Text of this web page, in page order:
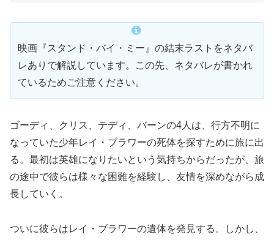
映画『スタンド・バイ・ミー』の結末ラストをネタバ
レありで解説しています。この先、ネタバレが書かれ
ているためご注意ください。
ゴーディ、クリス、テディ、バーンの4人は、行方不明に
なっていた少年レイ・ブラワーの死体を探すために旅に出
る。最初は英雄になりたいという気持ちからだったが、旅
の途中で彼らは様々な困難を経験し、友情を深めながら成
長していく。
ついに彼らはレイ・ブラワーの遺体を発見する。しかし、